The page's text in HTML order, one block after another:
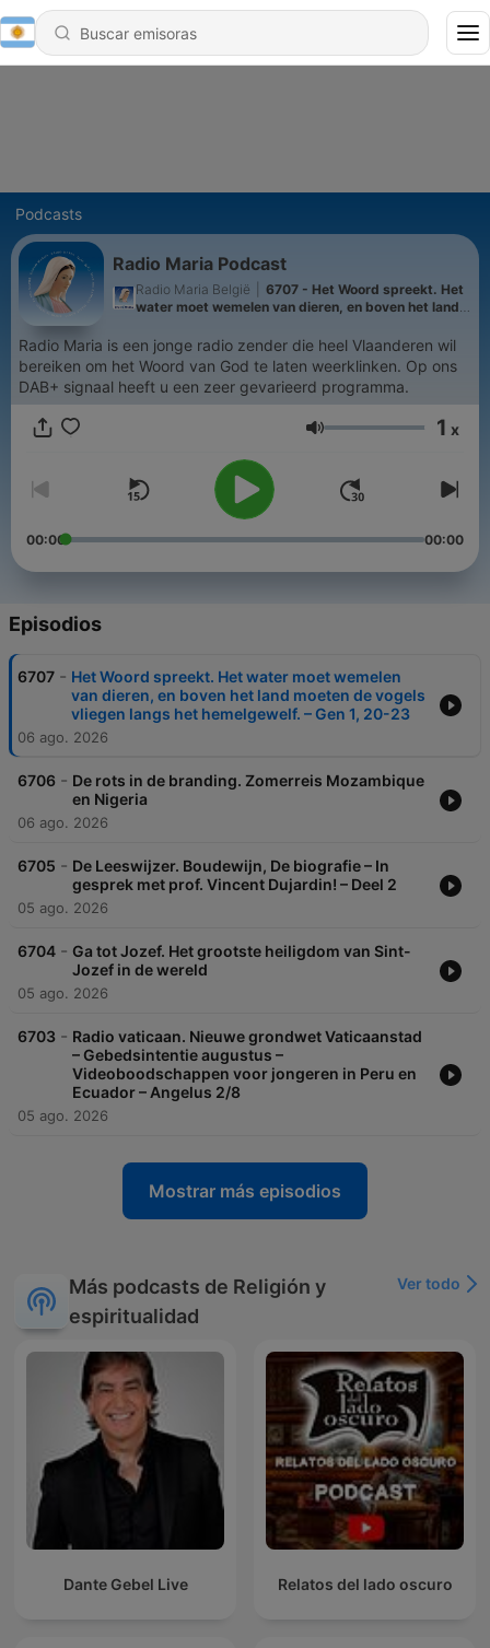
Podcasts
Radio Maria Podcast
Radio Maria België
6707 - Het Woord spreekt. Het
water moet wemelen van dieren, en boven het land
Gen 1, 20-23
Radio Maria is een jonge radio zender die heel Vlaanderen wil
bereiken om het Woord van God te laten weerklinken. Op ons
DAB+ signaal heeft u een zeer gevarieerd programma.
Volumen 1 x
00:00 00:00
Episodios
6707 - Het Woord spreekt. Het water moet wemelen
van dieren, en boven het land moeten de vogels
vliegen langs het hemelgewelf. – Gen 1, 20-23
06 ago. 2026
6706 - De rots in de branding. Zomerreis Mozambique
en Nigeria
06 ago. 2026
6705 - De Leeswijzer. Boudewijn, De biografie – In
gesprek met prof. Vincent Dujardin! – Deel 2
05 ago. 2026
6704 - Ga tot Jozef. Het grootste heiligdom van Sint-
Jozef in de wereld
05 ago. 2026
6703 - Radio vaticaan. Nieuwe grondwet Vaticaanstad
– Gebedsintentie augustus –
Videoboodschappen voor jongeren in Peru en
Ecuador – Angelus 2/8
05 ago. 2026
Mostrar más episodios
Más podcasts de Religión y
espiritualidad
Ver todo
Dante Gebel Live Relatos del lado oscuro